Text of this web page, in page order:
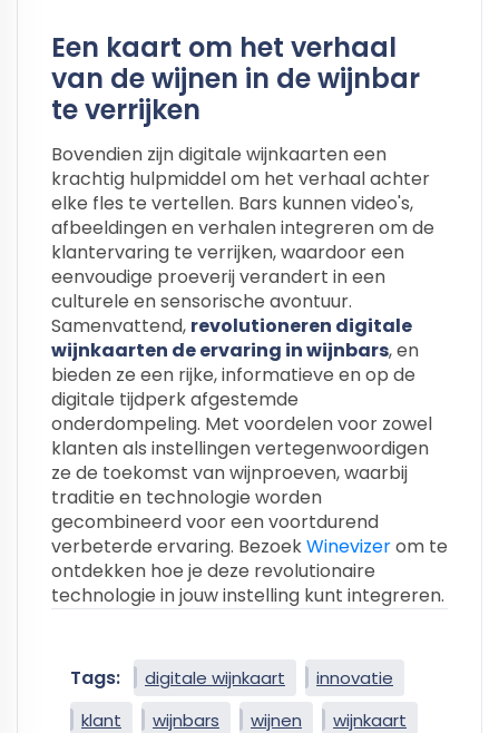
Een kaart om het verhaal
van de wijnen in de wijnbar
te verrijken
Bovendien zijn digitale wijnkaarten een
krachtig hulpmiddel om het verhaal achter
elke fles te vertellen. Bars kunnen video's,
afbeeldingen en verhalen integreren om de
klantervaring te verrijken, waardoor een
eenvoudige proeverij verandert in een
culturele en sensorische avontuur.
Samenvattend, revolutioneren digitale
wijnkaarten de ervaring in wijnbars, en
bieden ze een rijke, informatieve en op de
digitale tijdperk afgestemde
onderdompeling. Met voordelen voor zowel
klanten als instellingen vertegenwoordigen
ze de toekomst van wijnproeven, waarbij
traditie en technologie worden
gecombineerd voor een voortdurend
verbeterde ervaring. BezoekWinevizerom te
ontdekken hoe je deze revolutionaire
technologie in jouw instelling kunt integreren.
Tags: digitale wijnkaart
innovatie
klant
wijnbars wijnen wijnkaart